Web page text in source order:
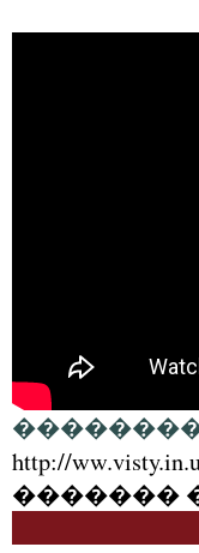
http://
�������